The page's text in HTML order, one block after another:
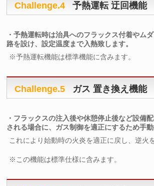
Challenge.4 予熱運転 迂回機能
・予熱運転時は治具へのフラックス付着やム
路を設け、設定温度まで入熱致します。
※予熱運転機能は標準機能に含みます。
Challenge.5 ガス 置き換え機能
・フラックスの注入後や休憩停止後など設備
される場合に、ガス制御を適正にするため手動
これにより始動時の火炎を適正に戻し、逆火
※この機能は標準仕様に含みます。